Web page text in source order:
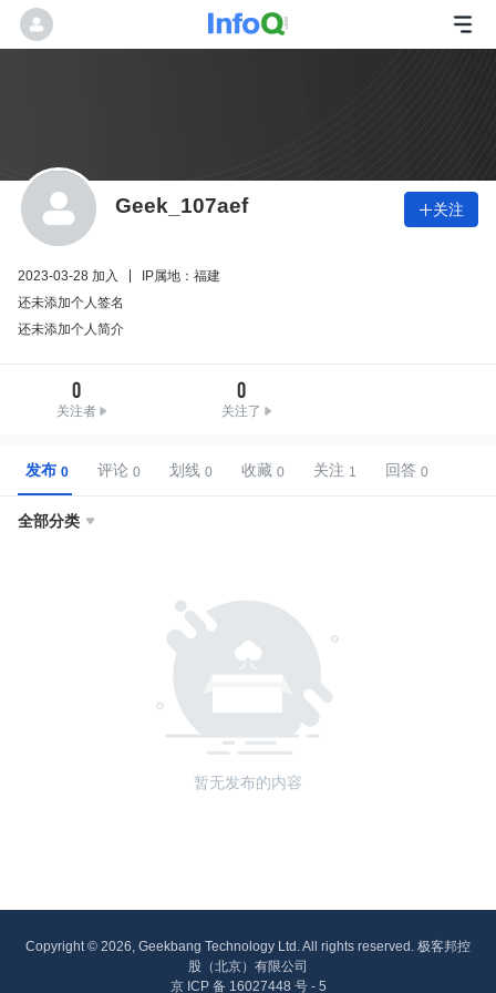
Geek_107aef 关注
2023-03-28 加入
IP属地：福建
还未添加个人签名
还未添加个人简介
0
关注者
0
关注了
发布 评论 划线 收藏 关注 回答
全部分类 
暂无发布的内容
Copyright © 2026, Geekbang Technology Ltd. All rights reserved. 极客邦控
股（北京）有限公司
京 ICP 备 16027448 号 - 5